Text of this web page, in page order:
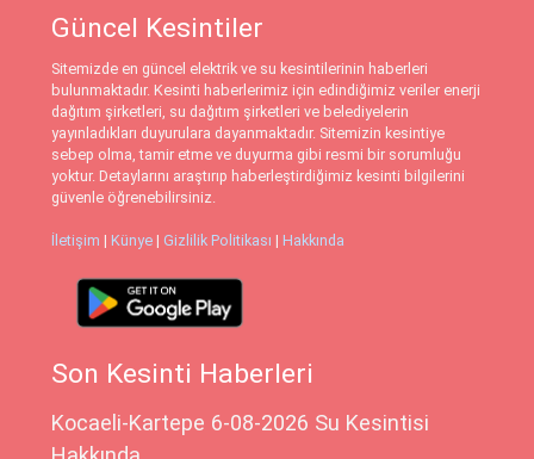
Güncel Kesintiler
Sitemizde en güncel elektrik ve su kesintilerinin haberleri
bulunmaktadır. Kesinti haberlerimiz için edindiğimiz veriler enerji
dağıtım şirketleri, su dağıtım şirketleri ve belediyelerin
yayınladıkları duyurulara dayanmaktadır. Sitemizin kesintiye
sebep olma, tamir etme ve duyurma gibi resmi bir sorumluğu
yoktur. Detaylarını araştırıp haberleştirdiğimiz kesinti bilgilerini
güvenle öğrenebilirsiniz.
İletişim | Künye | Gizlilik Politikası | Hakkında
Son Kesinti Haberleri
Kocaeli-Kartepe 6-08-2026 Su Kesintisi